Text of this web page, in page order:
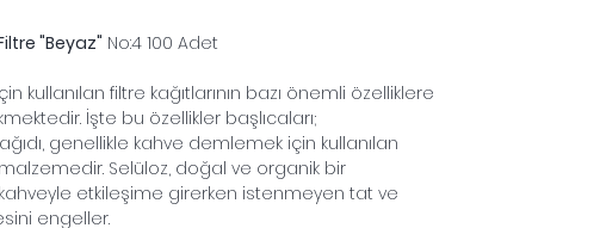
"Beyaz" No:4 100 Adet
kullanılan filtre kağıtlarının bazı önemli özelliklere
İşte bu özellikler başlıcaları;
genellikle kahve demlemek için kullanılan
Selüloz, doğal ve organik bir
etkileşime girerken istenmeyen tat ve
engeller.